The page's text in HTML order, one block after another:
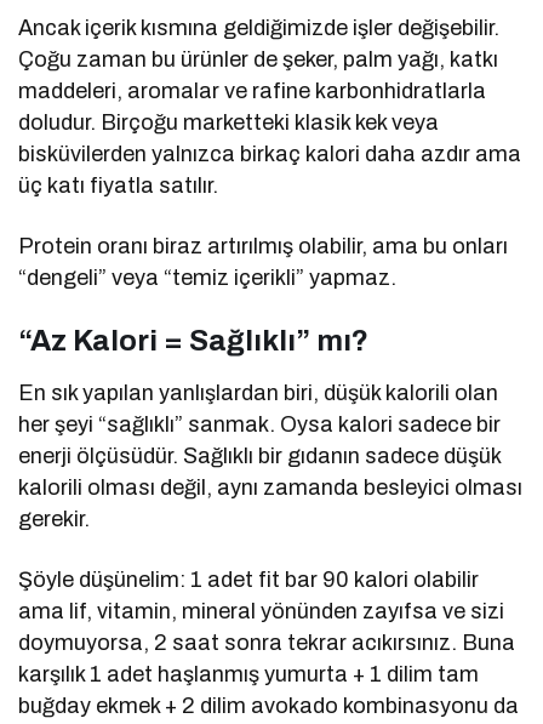
Ancak içerik kısmına geldiğimizde işler değişebilir.
Çoğu zaman bu ürünler de şeker, palm yağı, katkı
maddeleri, aromalar ve rafine karbonhidratlarla
doludur. Birçoğu marketteki klasik kek veya
bisküvilerden yalnızca birkaç kalori daha azdır ama
üç katı fiyatla satılır.
Protein oranı biraz artırılmış olabilir, ama bu onları
“dengeli” veya “temiz içerikli” yapmaz.
“Az Kalori = Sağlıklı” mı?
En sık yapılan yanlışlardan biri, düşük kalorili olan
her şeyi “sağlıklı” sanmak. Oysa kalori sadece bir
enerji ölçüsüdür. Sağlıklı bir gıdanın sadece düşük
kalorili olması değil, aynı zamanda besleyici olması
gerekir.
Şöyle düşünelim: 1 adet fit bar 90 kalori olabilir
ama lif, vitamin, mineral yönünden zayıfsa ve sizi
doymuyorsa, 2 saat sonra tekrar acıkırsınız. Buna
karşılık 1 adet haşlanmış yumurta + 1 dilim tam
buğday ekmek + 2 dilim avokado kombinasyonu da